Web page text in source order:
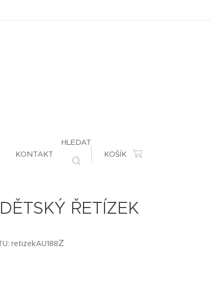
KONTAKT
HLEDAT
KOŠÍK
ŘETÍZEK
retizekAU188Z